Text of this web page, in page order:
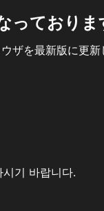
っておりま
ザを最新版に更新
기 바랍니다.